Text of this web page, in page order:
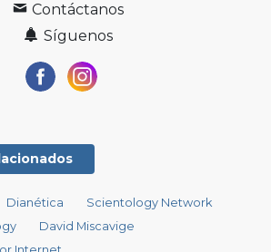
Contáctanos
Síguenos
Dianética
Scientology Network
David Miscavige